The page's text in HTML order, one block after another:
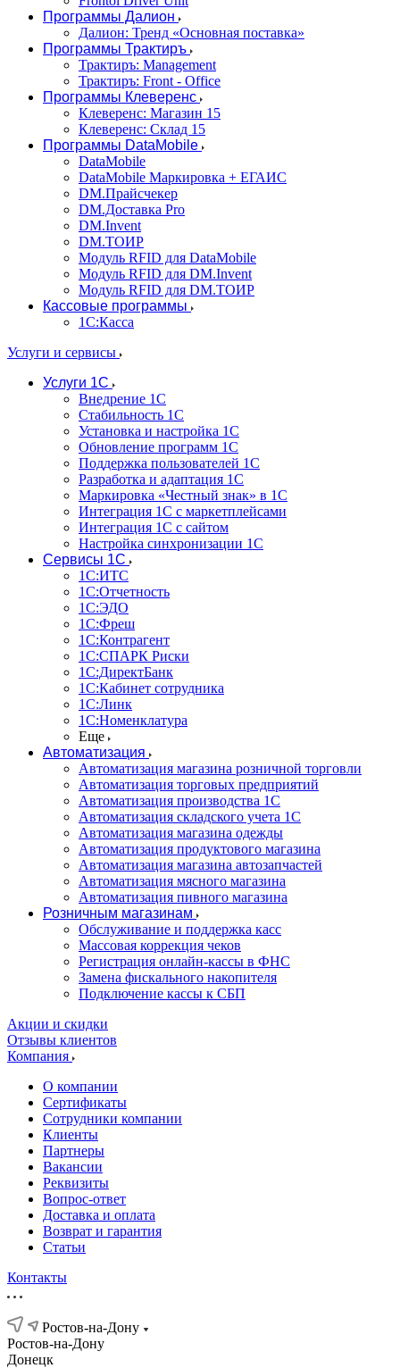
Программы Далион
Далион: Тренд «Основная поставка»
Программы Трактиръ
Трактиръ: Management
Трактиръ: Front - Office
Программы Клеверенс
Клеверенс: Магазин 15
Клеверенс: Склад 15
Программы DataMobile
DataMobile
DataMobile Маркировка + ЕГАИС
DM.Прайсчекер
DM.Доставка Pro
DM.Invent
DM.ТОИР
Модуль RFID для DataMobile
Модуль RFID для DM.Invent
Модуль RFID для DM.ТОИР
Кассовые программы
1С:Касса
Услуги и сервисы
Услуги 1С
Внедрение 1С
Стабильность 1С
Установка и настройка 1С
Обновление программ 1С
Поддержка пользователей 1С
Разработка и адаптация 1С
Маркировка «Честный знак» в 1С
Интеграция 1С с маркетплейсами
Интеграция 1С с сайтом
Настройка синхронизации 1С
Сервисы 1С
1С:ИТС
1С:Отчетность
1С:ЭДО
1С:Фреш
1С:Контрагент
1С:CПАРК Риски
1С:ДиректБанк
1С:Кабинет сотрудника
1С:Линк
1С:Номенклатура
Еще
Автоматизация
Автоматизация магазина розничной торговли
Автоматизация торговых предприятий
Автоматизация производства 1С
Автоматизация складского учета 1C
Автоматизация магазина одежды
Автоматизация продуктового магазина
Автоматизация магазина автозапчастей
Автоматизация мясного магазина
Автоматизация пивного магазина
Розничным магазинам
Обслуживание и поддержка касс
Массовая коррекция чеков
Регистрация онлайн-кассы в ФНС
Замена фискального накопителя
Подключение кассы к СБП
Акции и скидки
Отзывы клиентов
Компания
О компании
Сертификаты
Сотрудники компании
Клиенты
Партнеры
Вакансии
Реквизиты
Вопрос-ответ
Доставка и оплата
Возврат и гарантия
Статьи
Контакты
Ростов-на-Дону
Ростов-на-Дону
Донецк